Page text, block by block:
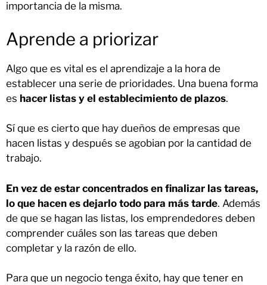
importancia de la misma.
Aprende a priorizar
Algo que es vital es el aprendizaje a la hora de
establecer una serie de prioridades. Una buena forma
es hacer listas y el establecimiento de plazos.
Sí que es cierto que hay dueños de empresas que
hacen listas y después se agobian por la cantidad de
trabajo.
En vez de estar concentrados en finalizar las tareas,
lo que hacen es dejarlo todo para más tarde. Además
de que se hagan las listas, los emprendedores deben
comprender cuáles son las tareas que deben
completar y la razón de ello.
Para que un negocio tenga éxito, hay que tener en